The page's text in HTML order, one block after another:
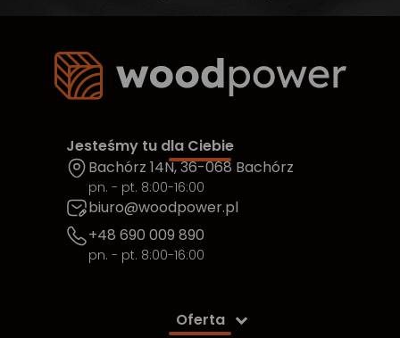
Jesteśmy tu dla Ciebie
Bachórz 14N, 36-068 Bachórz
pn. - pt. 8:00-16:00
biuro@woodpower.pl
+48 690 009 890
pn. - pt. 8:00-16:00
Oferta 